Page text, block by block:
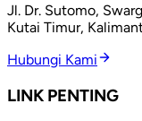
Jl. Dr. Sutomo,
Kutai Timur,
Hubungi Kami
LINK PENTING